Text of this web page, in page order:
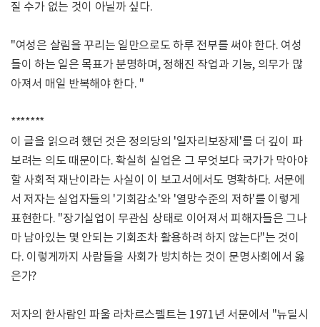
질 수가 없는 것이 아닐까 싶다.
"여성은 살림을 꾸리는 일만으로도 하루 전부를 써야 한다. 여성
들이 하는 일은 목표가 분명하며, 정해진 작업과 기능, 의무가 많
아져서 매일 반복해야 한다. "
*******
이 글을 읽으려 했던 것은 정의당의 '일자리보장제'를 더 깊이 파
보려는 의도 때문이다. 확실히 실업은 그 무엇보다 국가가 막아야
할 사회적 재난이라는 사실이 이 보고서에서도 명확하다. 서문에
서 저자는 실업자들의 '기회감소'와 '열망수준의 저하'를 이렇게
표현한다. "장기실업이 무관심 상태로 이어져서 피해자들은 그나
마 남아있는 몇 안되는 기회조차 활용하려 하지 않는다"는 것이
다. 이렇게까지 사람들을 사회가 방치하는 것이 문명사회에서 옳
은가?
저자의 한사람인 파울 라차르스펠트는 1971년 서문에서 "뉴딜시